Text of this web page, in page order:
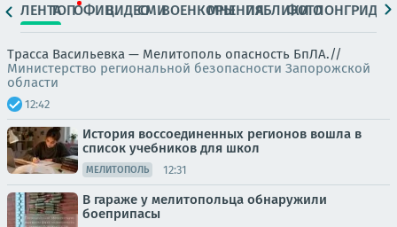
ЛЕНТАТОПОФИЦ.ВИДЕОСМИВОЕНКОРЫМНЕНИЯПАБЛИКИ
ФОТОЛОНГРИДЫ
Трасса Васильевка — Мелитополь опасность БпЛА.//
Министерство региональной безопасности Запорожской
области
12:42
История воссоединенных регионов вошла в
список учебников для школ
МЕЛИТОПОЛЬ 12:31
В гараже у мелитопольца обнаружили
боеприпасы